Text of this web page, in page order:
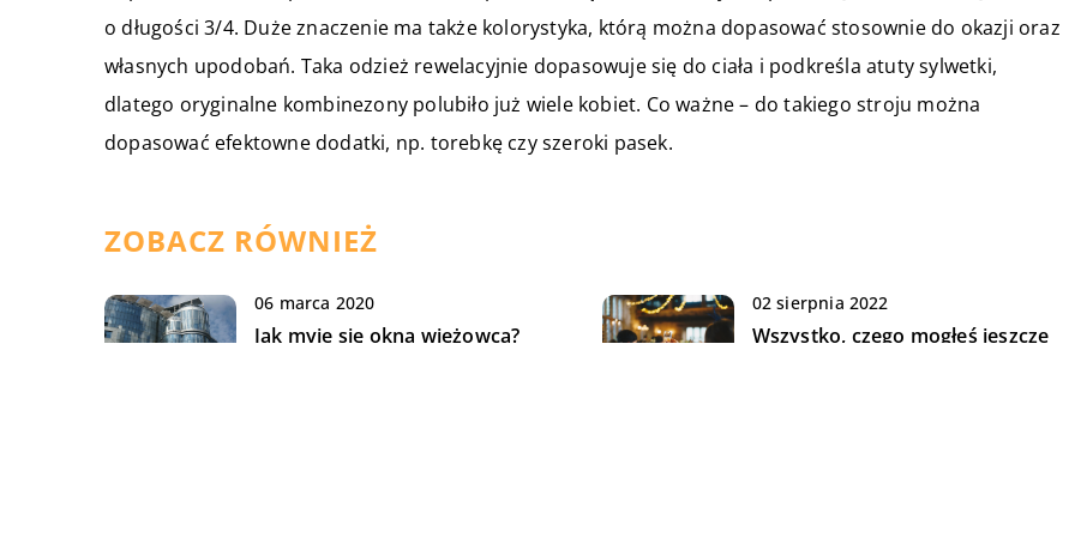
o długości 3/4. Duże znaczenie ma także kolorystyka, którą można dopasować stosownie do okazji oraz
własnych upodobań. Taka odzież rewelacyjnie dopasowuje się do ciała i podkreśla atuty sylwetki,
dlatego oryginalne kombinezony polubiło już wiele kobiet. Co ważne – do takiego stroju można
dopasować efektowne dodatki, np. torebkę czy szeroki pasek.
ZOBACZ RÓWNIEŻ
06 marca 2020
Jak myje się okna wieżowca?
02 sierpnia 2022
Wszystko, czego mogłeś jeszcze